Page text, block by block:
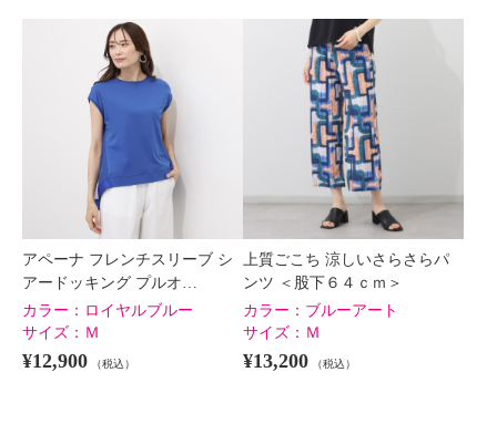
アペーナ フレンチスリーブ シ
アードッキング プルオ…
カラー： ロイヤルブルー
サイズ： Ｍ
¥12,900 （税込）
上質ごこち 涼しいさらさらパ
ンツ ＜股下６４ｃｍ＞
カラー： ブルーアート
サイズ： Ｍ
¥13,200 （税込）